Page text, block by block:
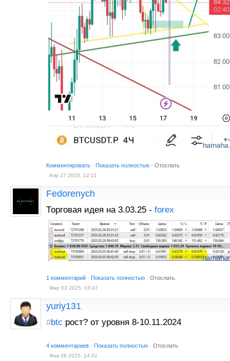
Комментировать · Показать полностью · Отослать
Апр 17 2025, 12:21
Fedorenych
Торговая идея на 3.03.25 - forex
1 комментарий · Показать полностью · Отослать
Мар 03 2025, 03:47
yuriy131
#btc рост? от уровня 8-10.11.2024
4 комментариев · Показать полностью · Отослать
Фев 28 2025, 14:02